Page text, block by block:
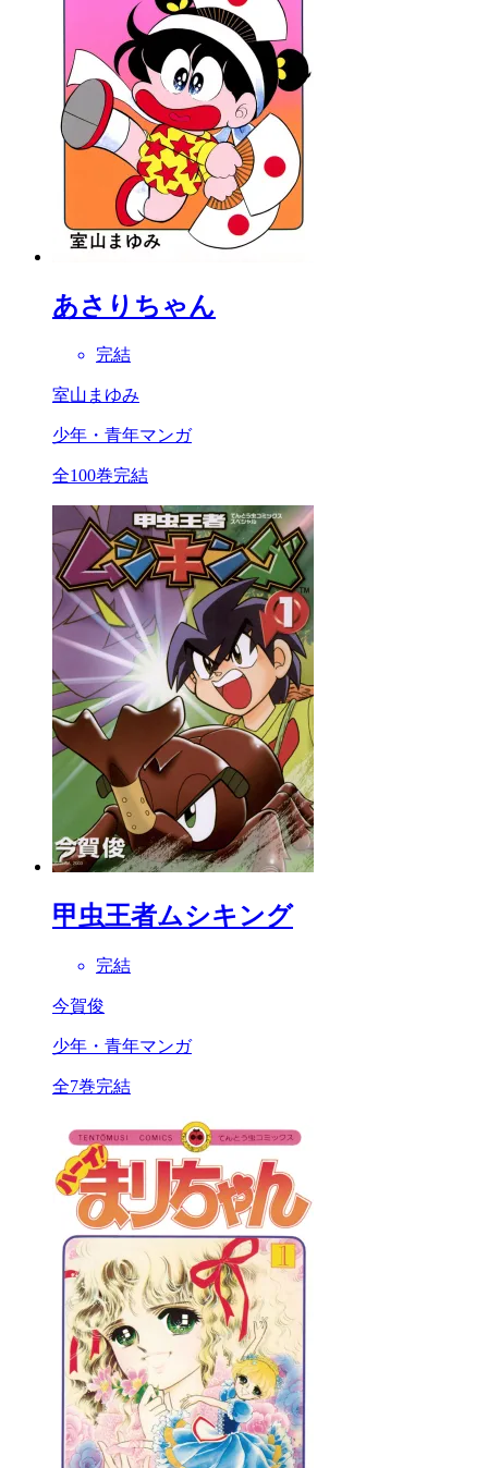
あさりちゃん
完結
室山まゆみ
少年・青年マンガ
全100巻完結
甲虫王者ムシキング
完結
今賀俊
少年・青年マンガ
全7巻完結